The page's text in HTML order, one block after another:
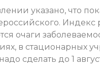
указано, что
Индекс
очаги
в стационарных
сделать до 1